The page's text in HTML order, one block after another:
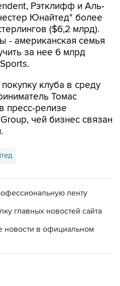
Рэтклифф и Аль-
Юнайтед" более
($6,2 млрд).
- американская семья
за нее 6 млрд
клуба в среду
Томас
пресс-релизе
чей бизнес связан
ленту
главных новостей сайта
новости в официальном